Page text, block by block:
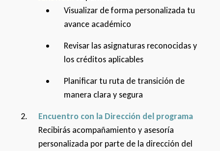
Visualizar de forma personalizada tu
avance académico
Revisar las asignaturas reconocidas y
los créditos aplicables
Planificar tu ruta de transición de
manera clara y segura
Encuentro con la Dirección del programa
Recibirás acompañamiento y asesoría
personalizada por parte de la dirección del